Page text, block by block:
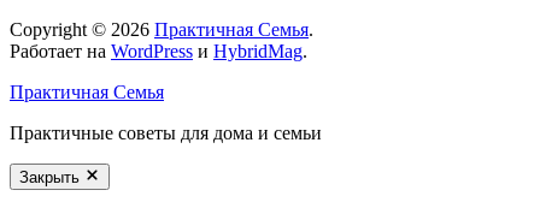
Copyright © 2026 Практичная Семья.
Работает на WordPress и HybridMag.
Практичная Семья
Практичные советы для дома и семьи
Закрыть